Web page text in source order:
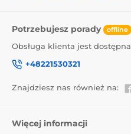
Potrzebujesz porady offline
Obsługa klienta jest dostępna
+48221530321
Znajdziesz nas również na:
Więcej informacji